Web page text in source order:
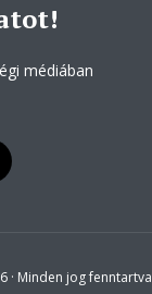
médiában
· Minden jog fenntartva